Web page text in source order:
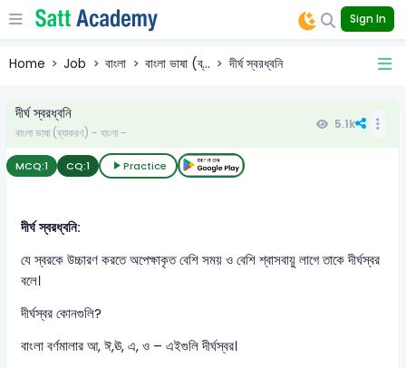
Sign In
Home Job বাংলা বাংলা ভাষা (ব্... দীর্ঘ স্বরধ্বনি
দীর্ঘ স্বরধ্বনি
বাংলা ভাষা (ব্যাকরণ) - বাংলা -
5.1k
MCQ:1 CQ:1 Practice
দীর্ঘ স্বরধ্বনি:
যে স্বরকে উচ্চারণ করতে অপেক্ষাকৃত বেশি সময় ও বেশি শ্বাসবায়ু লাগে তাকে দীর্ঘস্বর
বলে।
দীর্ঘস্বর কোনগুলি?
বাংলা বর্ণমালার আ, ঈ,ঊ, এ, ও – এইগুলি দীর্ঘস্বর।